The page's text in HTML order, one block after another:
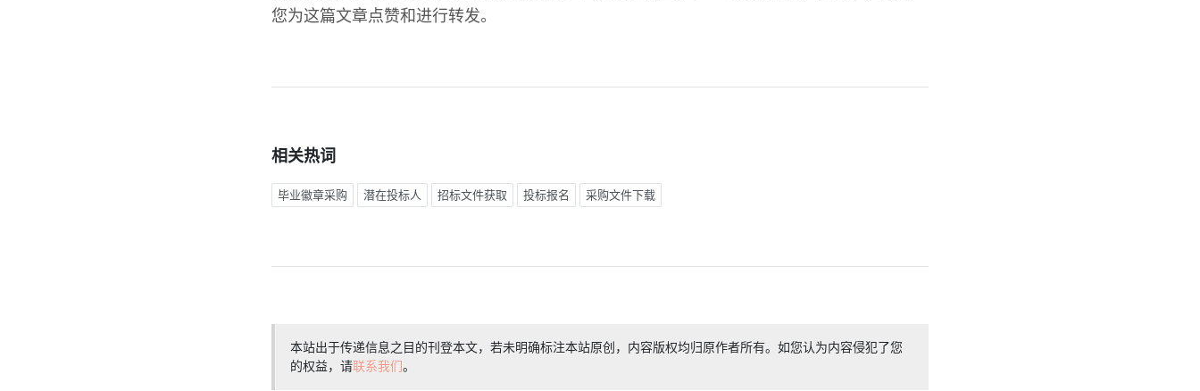
您为这篇文章点赞和进行转发。
相关热词
毕业徽章采购 潜在投标人 招标文件获取 投标报名 采购文件下载
本站出于传递信息之目的刊登本文，若未明确标注本站原创，内容版权均归原作者所有。如您认为内容侵犯了您
的权益，请联系我们。